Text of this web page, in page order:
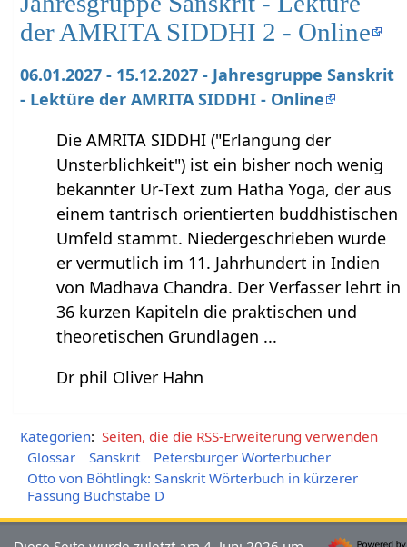
der AMRITA SIDDHI 2 - Online
06.01.2027 - 15.12.2027 - Jahresgruppe Sanskrit
- Lektüre der AMRITA SIDDHI - Online
Die AMRITA SIDDHI ("Erlangung der
Unsterblichkeit") ist ein bisher noch wenig
bekannter Ur-Text zum Hatha Yoga, der aus
einem tantrisch orientierten buddhistischen
Umfeld stammt. Niedergeschrieben wurde
er vermutlich im 11. Jahrhundert in Indien
von Madhava Chandra. Der Verfasser lehrt in
36 kurzen Kapiteln die praktischen und
theoretischen Grundlagen ...
Dr phil Oliver Hahn
Kategorien: Seiten, die die RSS-Erweiterung verwenden
Glossar
Sanskrit
Petersburger Wörterbücher
Otto von Böhtlingk: Sanskrit Wörterbuch in kürzerer
Fassung Buchstabe D